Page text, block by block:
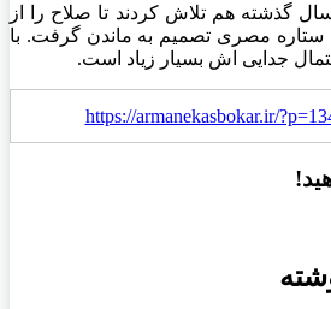
گذشته هم تلاش کردند تا صلاح را از
ستاره مصری تصمیم به ماندن گرفت. با
جدایی اش بسیار زیاد است.
https://armanekasbokar.ir/